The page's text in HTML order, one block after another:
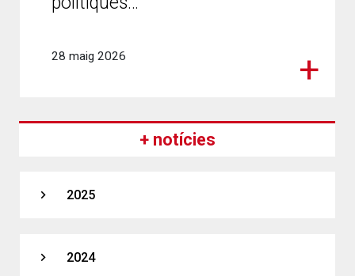
28 maig 2026
Paginació
Pàgina
+ notícies
expand_more 2025
expand_more 2024